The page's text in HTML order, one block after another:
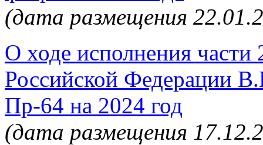
(дата размещения
О ходе исполнения части
Российской Федерации
Пр-64 на 2024 год
(дата размещения